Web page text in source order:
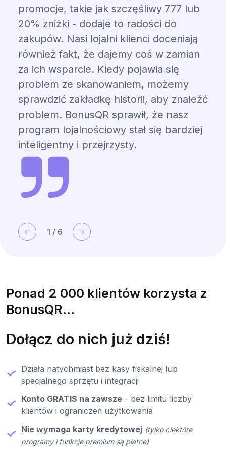
promocje, takie jak szczęśliwy 777 lub
20% zniżki - dodaje to radości do
zakupów. Nasi lojalni klienci doceniają
również fakt, że dajemy coś w zamian
za ich wsparcie. Kiedy pojawia się
problem ze skanowaniem, możemy
sprawdzić zakładkę historii, aby znaleźć
problem. BonusQR sprawił, że nasz
program lojalnościowy stał się bardziej
inteligentny i przejrzysty.
1 / 6
Ponad 2 000 klientów korzysta z
BonusQR...
Dołącz do nich już dziś!
Działa natychmiast bez kasy fiskalnej lub
specjalnego sprzętu i integracji
Konto GRATIS na zawsze - bez limitu liczby
klientów i ograniczeń użytkowania
Nie wymaga karty kredytowej (tylko niektóre
programy i funkcje premium są płatne)